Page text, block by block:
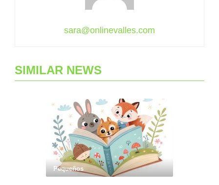
sara@onlinevalles.com
SIMILAR NEWS
Pequeños